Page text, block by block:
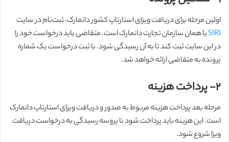
اولین مرحله برای دریافت ویزای استارتاپ کشور دانمارک، ثبت‌نام در سایت
SIRIیا همان سازمان تجارت دانمارک است. متقاضی باید درخواست خود را
در این سایت ثبت کند تا به آن رسیدگی شود. با ثبت درخواست یک شماره
پرونده به متقاضی ارائه خواهد شد.
۲- پرداخت هزینه
مرحله بعد پرداخت هزینه مربوط به صدور و دریافت ویزای استارتاپ دانمارک
است. این هزینه باید پرداخت شود تا پروسه رسیدگی به درخواست دریافت
ویزا شروع شود.